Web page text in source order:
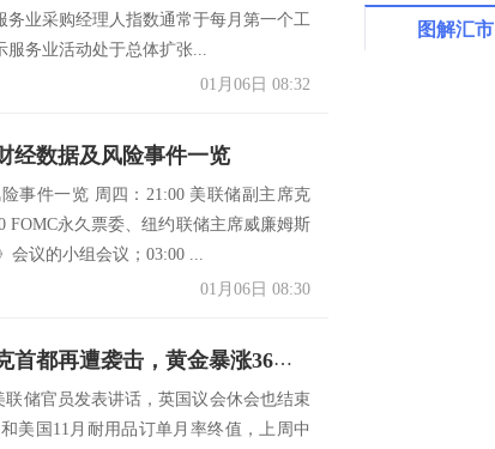
务业采购经理人指数通常于每月第一个工
服务业活动处于总体扩张...
01月06日 08:32
经数据及风险事件一览
事件一览 周四：21:00 美联储副主席克
FOMC永久票委、纽约联储主席威廉姆斯
会议的小组会议；03:00 ...
01月06日 08:30
1月6日财经早餐：伊拉克首都再遭袭击，黄金暴涨36美元，创逾六年半新高
储官员发表讲话，英国议会休会也结束
美国11月耐用品订单月率终值，上周中
图解汇市